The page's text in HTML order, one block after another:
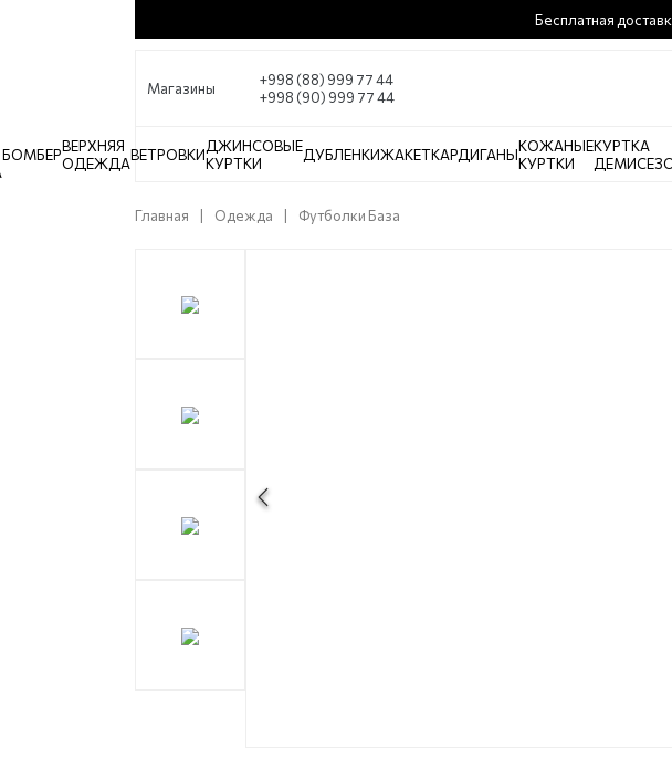
Бесплатная
Магазины
+998 (88) 999 77 44
+998 (90) 999 77 44
БОМБЕРВЕРХНЯЯ
ОДЕЖДАВЕТРОВКИДЖИНСОВЫЕ
КУРТКИ
ДУБЛЕНКИЖАКЕТКАРДИГАНЫКОЖАНЫЕ
КУРТКИ
КУРТКА
Главная Одежда Футболки База